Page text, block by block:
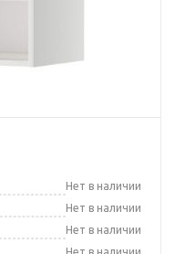
Нет в наличии
Нет в наличии
Нет в наличии
Нет в наличии